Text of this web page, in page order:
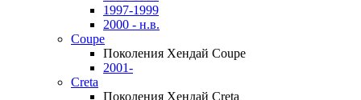
1997-1999
2000 - н.в.
Coupe
Поколения Хендай Coupe
2001-
Creta
Поколения Хендай Creta